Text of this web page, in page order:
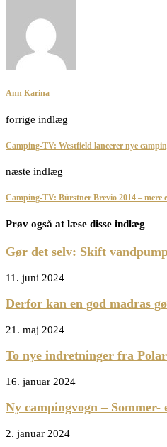
Ann Karina
forrige indlæg
Camping-TV: Westfield lancerer nye
næste indlæg
Camping-TV: Bürstner Brevio 2014 – mere
Prøv også at læse disse indlæg
Gør det selv: Skift
11. juni 2024
Derfor kan en god madras
21. maj 2024
To nye indretninger fra Polar
16. januar 2024
Ny campingvogn – Sommer-
2. januar 2024